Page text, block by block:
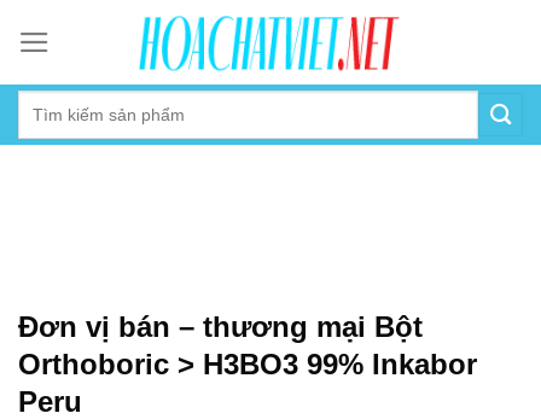
content
Đơn vị bán – thương mại Bột
Orthoboric > H3BO3 99% Inkabor
Peru